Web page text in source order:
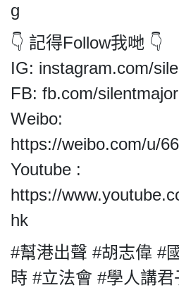
g
👇 記得Follow我哋 👇
IG: instagram.com/
FB: fb.com/
Weibo:
https://weibo.com/u/
Youtube :
https://
hk
#幫港出聲 #胡志偉 #
時 #立法會 #學人講